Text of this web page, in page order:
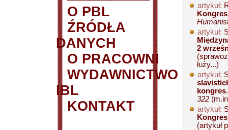
O PBL
ŹRÓDŁA
DANYCH
O PRACOWNI
WYDAWNICTWO
IBL
KONTAKT
artykuł:
artykuł:
2
łuży...)
artykuł:
kongres
322
artykuł:
(artykuł